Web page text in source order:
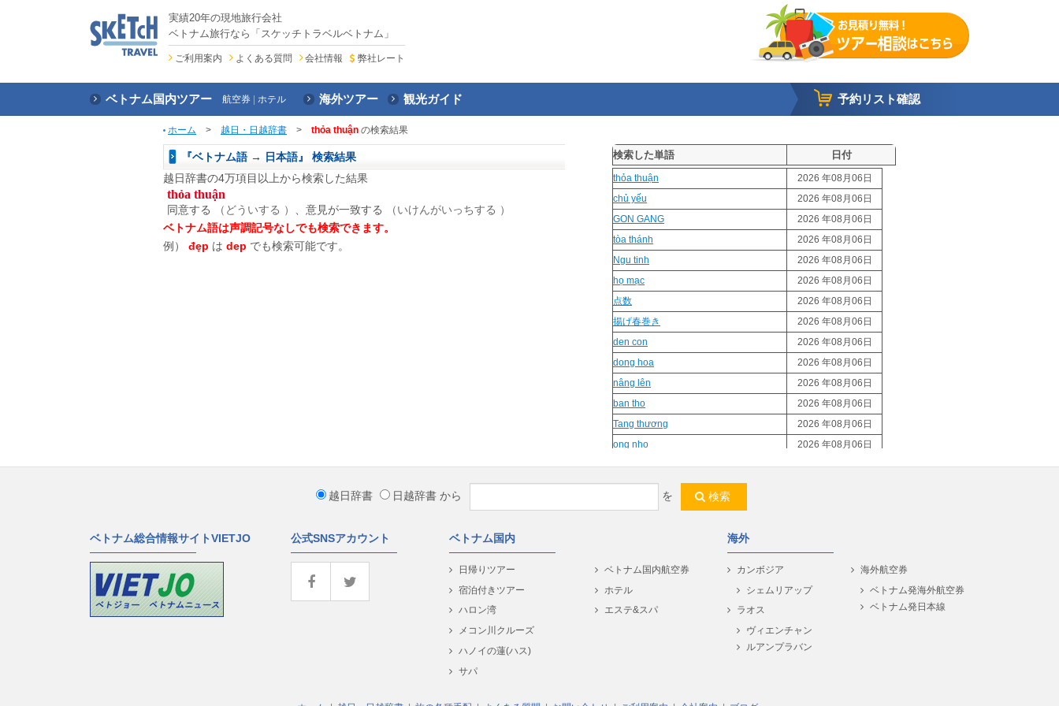
実績20年の現地旅行会社
ベトナム旅行なら「スケッチトラベルベトナム」
ご利用案内 よくある質問 会社情報 弊社レート
ベトナム国内ツアー 航空券 ホテル 海外ツアー 観光ガイド 予約リスト確認
ホーム > 越日・日越辞書 > thỏa thuận の検索結果
『ベトナム語 → 日本語』 検索結果
越日辞書の4万項目以上から検索した結果
thỏa thuận
同意する （どういする ） 、意見が一致する
（いけんがいっちする ）
ベトナム語は声調記号なしでも検索できます。
例）
đẹp は dep でも検索可能です。
検索した単語 日付
thỏa thuận
2026 年08月06日
chủ yếu
2026 年08月06日
GON GANG
2026 年08月06日
tòa thánh
2026 年08月06日
Ngu tinh
2026 年08月06日
họ mạc
2026 年08月06日
点数
2026 年08月06日
揚げ春巻き
2026 年08月06日
den con
2026 年08月06日
dong hoa
2026 年08月06日
nâng lên
2026 年08月06日
ban tho
2026 年08月06日
Tang thương
2026 年08月06日
ong nho
2026 年08月06日
tien quan
2026 年08月06日
xui dại
minh tam
2026 年08月06日
bua bon
2026 年08月06日
bấn
2026 年08月06日
2026 年08月06日
2026 年08月06日
越日辞書 日越辞書 から を 検索
ベトナム総合情報サイトVIETJO 公式SNSアカウント ベトナム国内
日帰りツアー
宿泊付きツアー
ハロン湾
メコン川クルーズ
ハノイの蓮(ハス)
サパ
ベトナム国内航空券
ホテル
エステ&スパ
海外
カンボジア
シェムリアップ
ラオス
ヴィエンチャン
ルアンプラバン
海外航空券
ベトナム発海外航空券
ベトナム発日本線